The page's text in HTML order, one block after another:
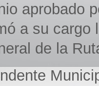
aprobado
a su cargo
de la